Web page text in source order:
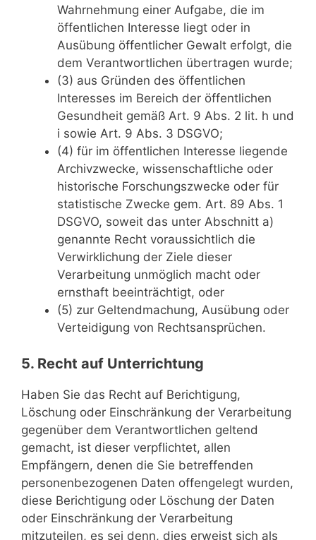
Wahrnehmung einer Aufgabe, die im
öffentlichen Interesse liegt oder in
Ausübung öffentlicher Gewalt erfolgt, die
dem Verantwortlichen übertragen wurde;
(3) aus Gründen des öffentlichen
Interesses im Bereich der öffentlichen
Gesundheit gemäß Art. 9 Abs. 2 lit. h und
i sowie Art. 9 Abs. 3 DSGVO;
(4) für im öffentlichen Interesse liegende
Archivzwecke, wissenschaftliche oder
historische Forschungszwecke oder für
statistische Zwecke gem. Art. 89 Abs. 1
DSGVO, soweit das unter Abschnitt a)
genannte Recht voraussichtlich die
Verwirklichung der Ziele dieser
Verarbeitung unmöglich macht oder
ernsthaft beeinträchtigt, oder
(5) zur Geltendmachung, Ausübung oder
Verteidigung von Rechtsansprüchen.
5. Recht auf Unterrichtung
Haben Sie das Recht auf Berichtigung,
Löschung oder Einschränkung der Verarbeitung
gegenüber dem Verantwortlichen geltend
gemacht, ist dieser verpflichtet, allen
Empfängern, denen die Sie betreffenden
personenbezogenen Daten offengelegt wurden,
diese Berichtigung oder Löschung der Daten
oder Einschränkung der Verarbeitung
mitzuteilen, es sei denn, dies erweist sich als